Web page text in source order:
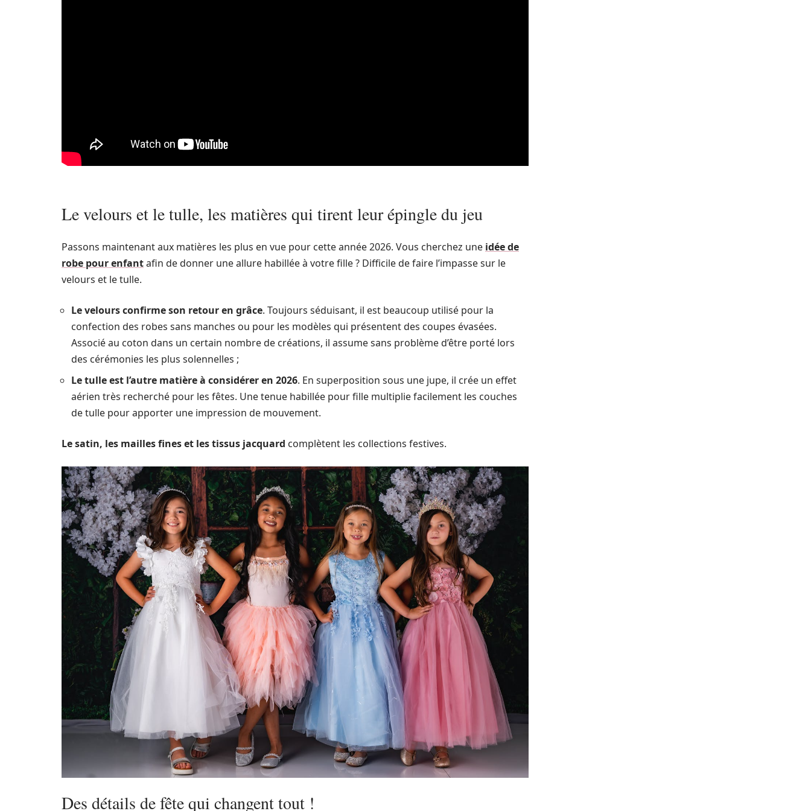
Le velours et le tulle, les matières qui tirent leur épingle du jeu
Passons maintenant aux matières les plus en vue pour cette année 2026. Vous cherchez une idée de
robe pour enfantafin de donner une allure habillée à votre fille ? Difficile de faire l’impasse sur le
velours et le tulle.
Le velours confirme son retour en grâce. Toujours séduisant, il est beaucoup utilisé pour la
confection des robes sans manches ou pour les modèles qui présentent des coupes évasées.
Associé au coton dans un certain nombre de créations, il assume sans problème d’être porté lors
des cérémonies les plus solennelles ;
Le tulle est l’autre matière à considérer en 2026. En superposition sous une jupe, il crée un effet
aérien très recherché pour les fêtes. Une tenue habillée pour fille multiplie facilement les couches
de tulle pour apporter une impression de mouvement.
Le satin, les mailles fines et les tissus jacquard complètent les collections festives.
Des détails de fête qui changent tout !